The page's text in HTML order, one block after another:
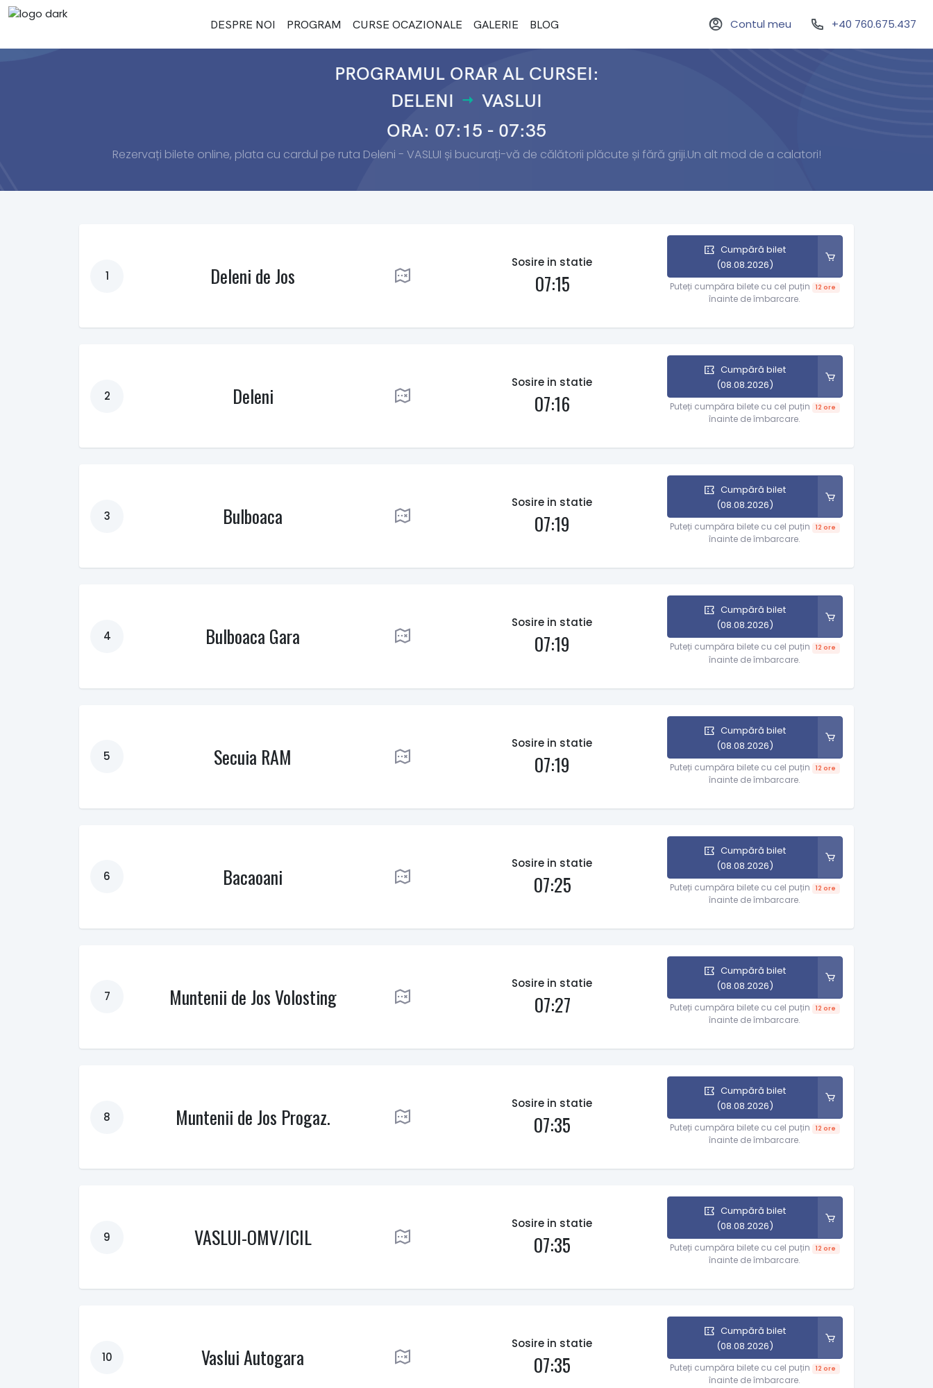
DESPRE NOI PROGRAM CURSE OCAZIONALE GALERIE BLOG Contul meu +40 760.675.437
PROGRAMUL ORAR AL CURSEI:
DELENI
VASLUI
ORA: 07:15 - 07:35
Rezervați bilete online, plata cu cardul pe ruta Deleni - VASLUI și bucurați-vă de călătorii plăcute și fără griji.Un alt mod de a calatori!
1 Deleni de Jos
Sosire in statie
07:15
Cumpără bilet
(08.08.2026)
Puteți cumpăra bilete cu cel puțin 12 ore
înainte de îmbarcare.
2 Deleni
Sosire in statie
07:16
Cumpără bilet
(08.08.2026)
Puteți cumpăra bilete cu cel puțin 12 ore
înainte de îmbarcare.
3 Bulboaca
Sosire in statie
07:19
Cumpără bilet
(08.08.2026)
Puteți cumpăra bilete cu cel puțin 12 ore
înainte de îmbarcare.
4 Bulboaca Gara
Sosire in statie
07:19
Cumpără bilet
(08.08.2026)
Puteți cumpăra bilete cu cel puțin 12 ore
înainte de îmbarcare.
5 Secuia RAM
Sosire in statie
07:19
Cumpără bilet
(08.08.2026)
Puteți cumpăra bilete cu cel puțin 12 ore
înainte de îmbarcare.
6 Bacaoani
Sosire in statie
07:25
Cumpără bilet
(08.08.2026)
Puteți cumpăra bilete cu cel puțin 12 ore
înainte de îmbarcare.
7 Muntenii de Jos Volosting
Sosire in statie
07:27
Cumpără bilet
(08.08.2026)
Puteți cumpăra bilete cu cel puțin 12 ore
înainte de îmbarcare.
8 Muntenii de Jos Progaz.
Sosire in statie
07:35
Cumpără bilet
(08.08.2026)
Puteți cumpăra bilete cu cel puțin 12 ore
înainte de îmbarcare.
9 VASLUI-OMV/ICIL
Sosire in statie
07:35
Cumpără bilet
(08.08.2026)
Puteți cumpăra bilete cu cel puțin 12 ore
înainte de îmbarcare.
10 Vaslui Autogara
Sosire in statie
07:35
Cumpără bilet
(08.08.2026)
Puteți cumpăra bilete cu cel puțin 12 ore
înainte de îmbarcare.